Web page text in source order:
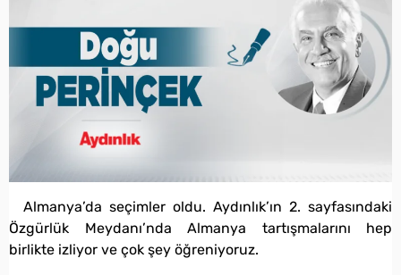
Almanya’da seçimler oldu. Aydınlık’ın 2. sayfasındaki
Özgürlük Meydanı’nda Almanya tartışmalarını hep
birlikte izliyor ve çok şey öğreniyoruz.